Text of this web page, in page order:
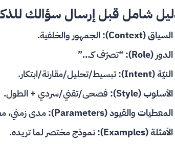
شامل قبل إرسال سؤالك
السياق (Context):
الجمهور والخلفية.
الدور (Role):
“تصرّف كـ…”
النيّة (Intent):
تبسيط/تحليل/مقارنة/ابتكار.
الأسلوب (Style):
فصحى/تقني/سردي + الطول.
المعطيات والقيود (Parameters):
مدى زمني،
الأمثلة (Examples):
نموذج مختصر لما تريده.